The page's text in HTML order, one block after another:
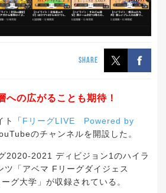
SHARE
への広がることも期待！
ト「 FリーグLIVE Powered by
のチャンネルを開設した。
2020-2021 ディビジョン1のハイラ
ツ「アベマ Fリーグダイジェス
グ大学」が収録されている。